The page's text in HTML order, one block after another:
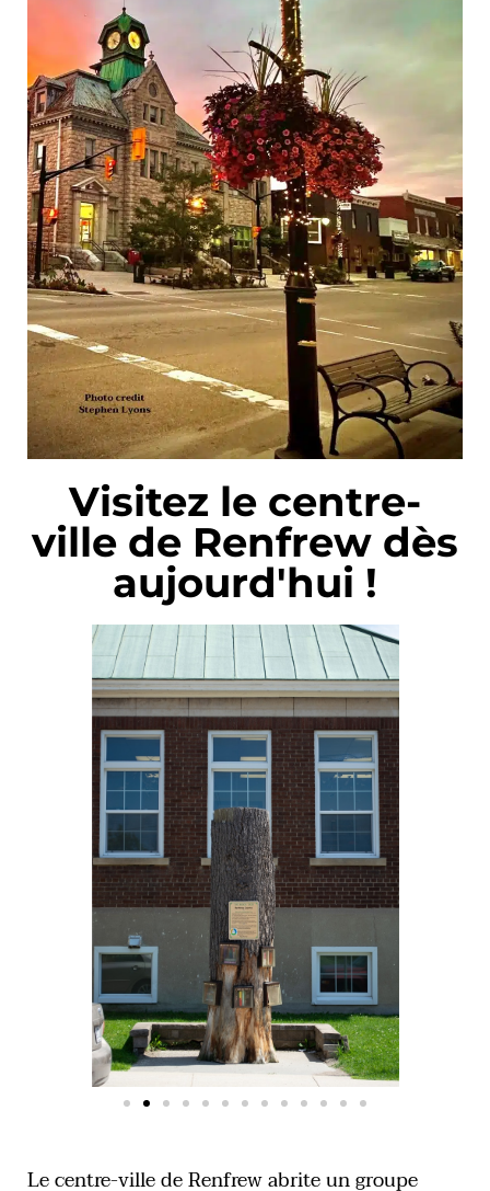
Visitez le centre-
ville de Renfrew dès
aujourd'hui !
Le centre-ville de Renfrew abrite un groupe